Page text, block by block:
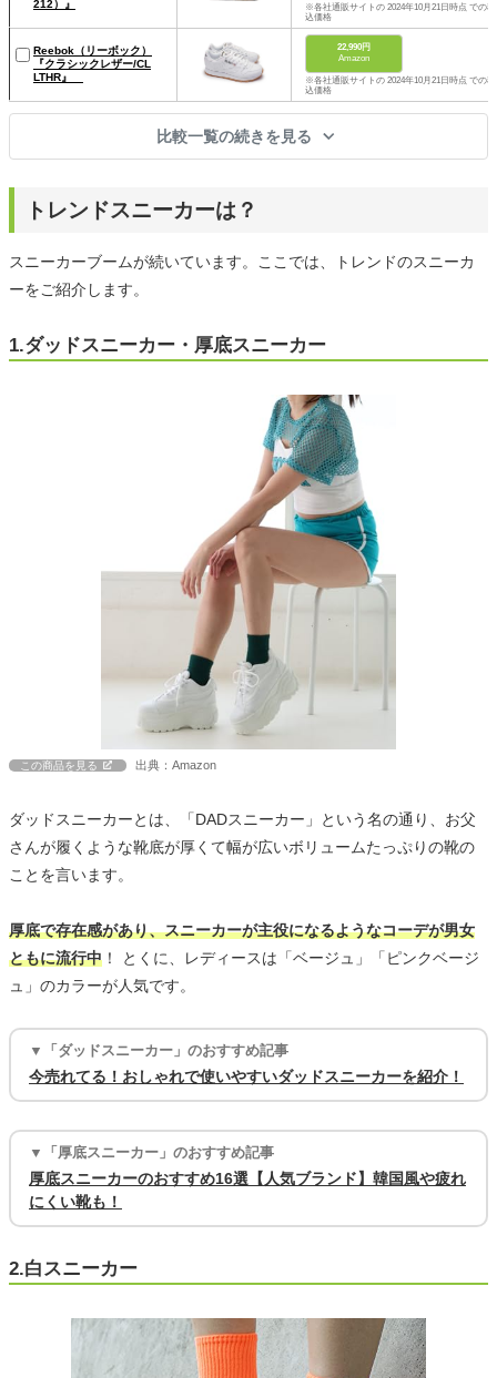
212）』
※各社通販サイトの 2024年10月21日時点 での税
込価格
Reebok（リーボック）
『クラシックレザー/CL
LTHR』
22,990円
Amazon
※各社通販サイトの 2024年10月21日時点 での税
込価格
比較一覧の続きを見る
トレンドスニーカーは？
スニーカーブームが続いています。ここでは、トレンドのスニーカ
ーをご紹介します。
1.ダッドスニーカー・厚底スニーカー
この商品を見る 出典：Amazon
ダッドスニーカーとは、「DADスニーカー」という名の通り、お父
さんが履くような靴底が厚くて幅が広いボリュームたっぷりの靴の
ことを言います。
厚底で存在感があり、スニーカーが主役になるようなコーデが男女
ともに流行中 ！ とくに、レディースは「ベージュ」「ピンクベージ
ュ」のカラーが人気です。
▼「ダッドスニーカー」のおすすめ記事
今売れてる！おしゃれで使いやすいダッドスニーカーを紹介！
▼「厚底スニーカー」のおすすめ記事
厚底スニーカーのおすすめ16選【人気ブランド】韓国風や疲れ
にくい靴も！
2.白スニーカー